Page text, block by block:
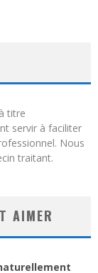
titre
servir à faciliter
Nous
traitant.
AIMER